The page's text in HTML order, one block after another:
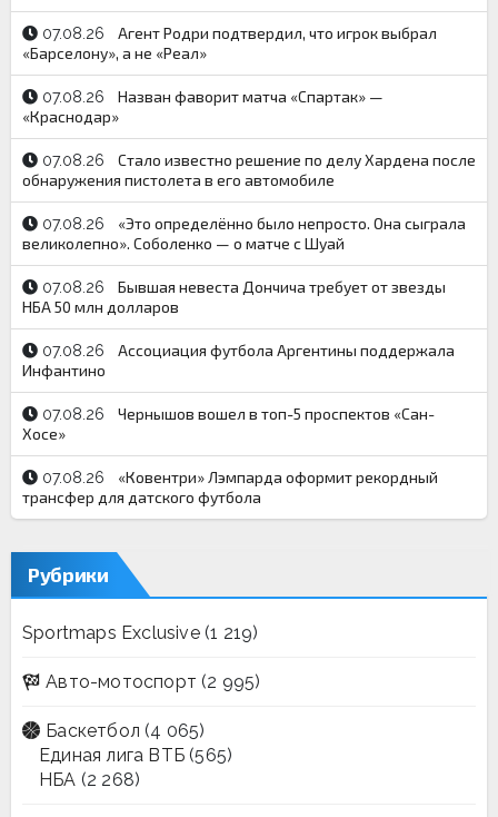
07.08.26
Агент Родри подтвердил, что игрок выбрал
«Барселону», а не «Реал»
07.08.26
Назван фаворит матча «Спартак» —
«Краснодар»
07.08.26
Стало известно решение по делу Хардена после
обнаружения пистолета в его автомобиле
07.08.26
«Это определённо было непросто. Она сыграла
великолепно». Соболенко — о матче с Шуай
07.08.26
Бывшая невеста Дончича требует от звезды
НБА 50 млн долларов
07.08.26
Ассоциация футбола Аргентины поддержала
Инфантино
07.08.26
Чернышов вошел в топ-5 проспектов «Сан-
Хосе»
07.08.26
«Ковентри» Лэмпарда оформит рекордный
трансфер для датского футбола
Рубрики
Sportmaps Exclusive(1 219)
Авто-мотоспорт (2 995)
Баскетбол (4 065)
Единая лига ВТБ (565)
НБА (2 268)